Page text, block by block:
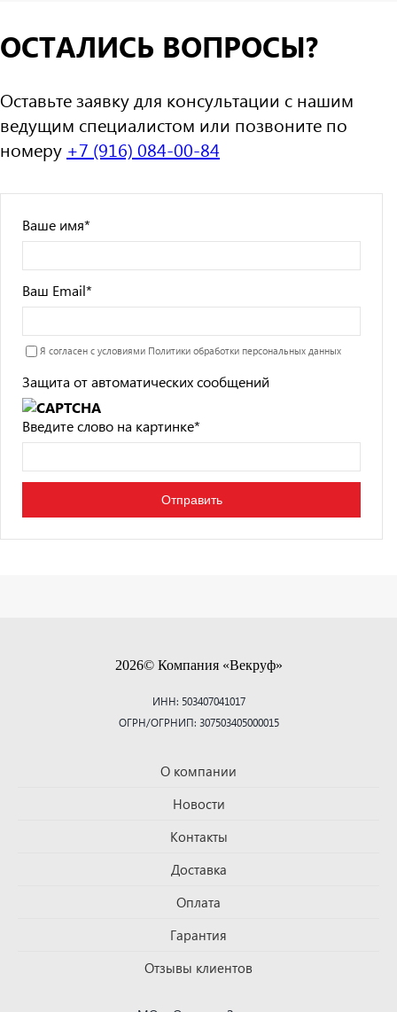
ОСТАЛИСЬ ВОПРОСЫ?
Оставьте заявку для консультации с нашим
ведущим специалистом или позвоните по
номеру +7 (916) 084-00-84
Ваше имя*
Ваш Email*
Я согласен с условиями Политики обработки персональных данных
Защита от автоматических сообщений
Введите слово на картинке*
2026© Компания «Векруф»
ИНН: 503407041017
ОГРН/ОГРНИП: 307503405000015
О компании
Новости
Контакты
Доставка
Оплата
Гарантия
Отзывы клиентов